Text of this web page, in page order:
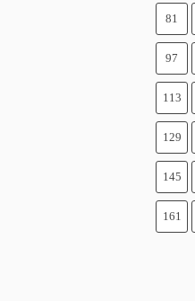
81
97
113
129
145
161